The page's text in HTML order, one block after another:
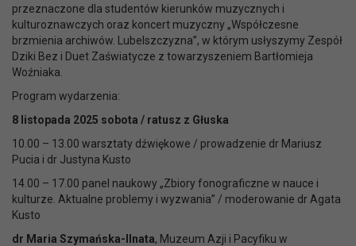
przeznaczone dla studentów kierunków muzycznych i
kulturoznawczych oraz koncert muzyczny „Współczesne
brzmienia archiwów. Lubelszczyzna”, w którym usłyszymy Zespół
Dziki Bez i Duet Zaświatycze z towarzyszeniem Bartłomieja
Woźniaka.
Program wydarzenia:
8 listopada 2025 sobota / ratusz z Głuska
10.00 – 13.00 warsztaty dźwiękowe / prowadzenie dr Mariusz
Pucia i dr Justyna Kusto
14.00 – 17.00 panel naukowy „Zbiory fonograficzne w nauce i
kulturze. Aktualne problemy i wyzwania” / moderowanie dr Agata
Kusto
dr Maria Szymańska-Ilnata, Muzeum Azji i Pacyfiku w